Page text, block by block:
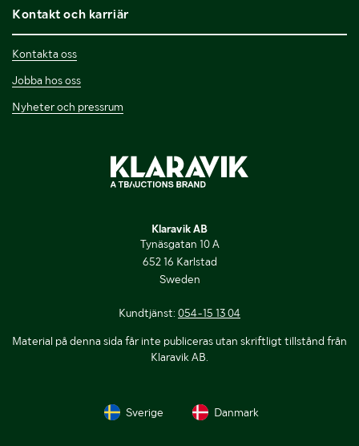
Kontakt och karriär
Kontakta oss
Jobba hos oss
Nyheter och pressrum
Klaravik AB
Tynäsgatan 10 A
652 16 Karlstad
Sweden
Kundtjänst: 054-15 13 04
Material på denna sida får inte publiceras utan skriftligt tillstånd från
Klaravik AB.
Sverige Danmark